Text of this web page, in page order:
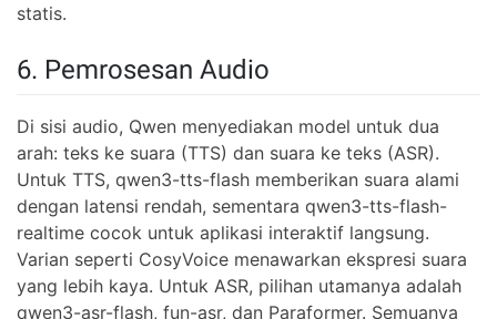
statis.
6. Pemrosesan Audio
Di sisi audio, Qwen menyediakan model untuk dua
arah: teks ke suara (TTS) dan suara ke teks (ASR).
Untuk TTS, qwen3-tts-flash memberikan suara alami
dengan latensi rendah, sementara qwen3-tts-flash-
realtime cocok untuk aplikasi interaktif langsung.
Varian seperti CosyVoice menawarkan ekspresi suara
yang lebih kaya. Untuk ASR, pilihan utamanya adalah
qwen3-asr-flash, fun-asr, dan Paraformer. Semuanya